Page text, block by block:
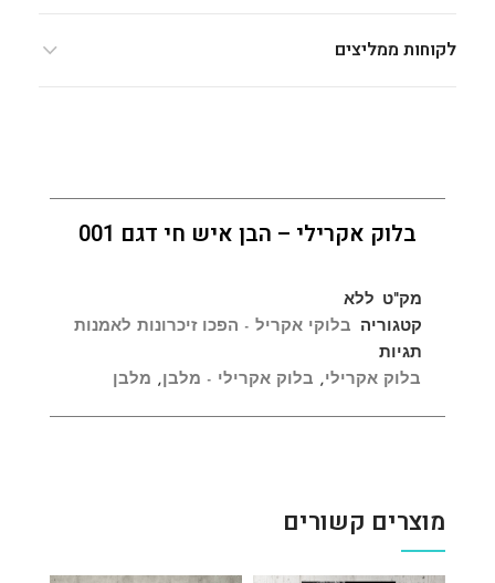
לקוחות ממליצים
בלוק אקרילי – הבן איש חי דגם 001
מק"ט ללא
קטגוריה
בלוקי אקריל - הפכו זיכרונות לאמנות
תגיות
בלוק אקרילי, בלוק אקרילי - מלבן , מלבן
מוצרים קשורים